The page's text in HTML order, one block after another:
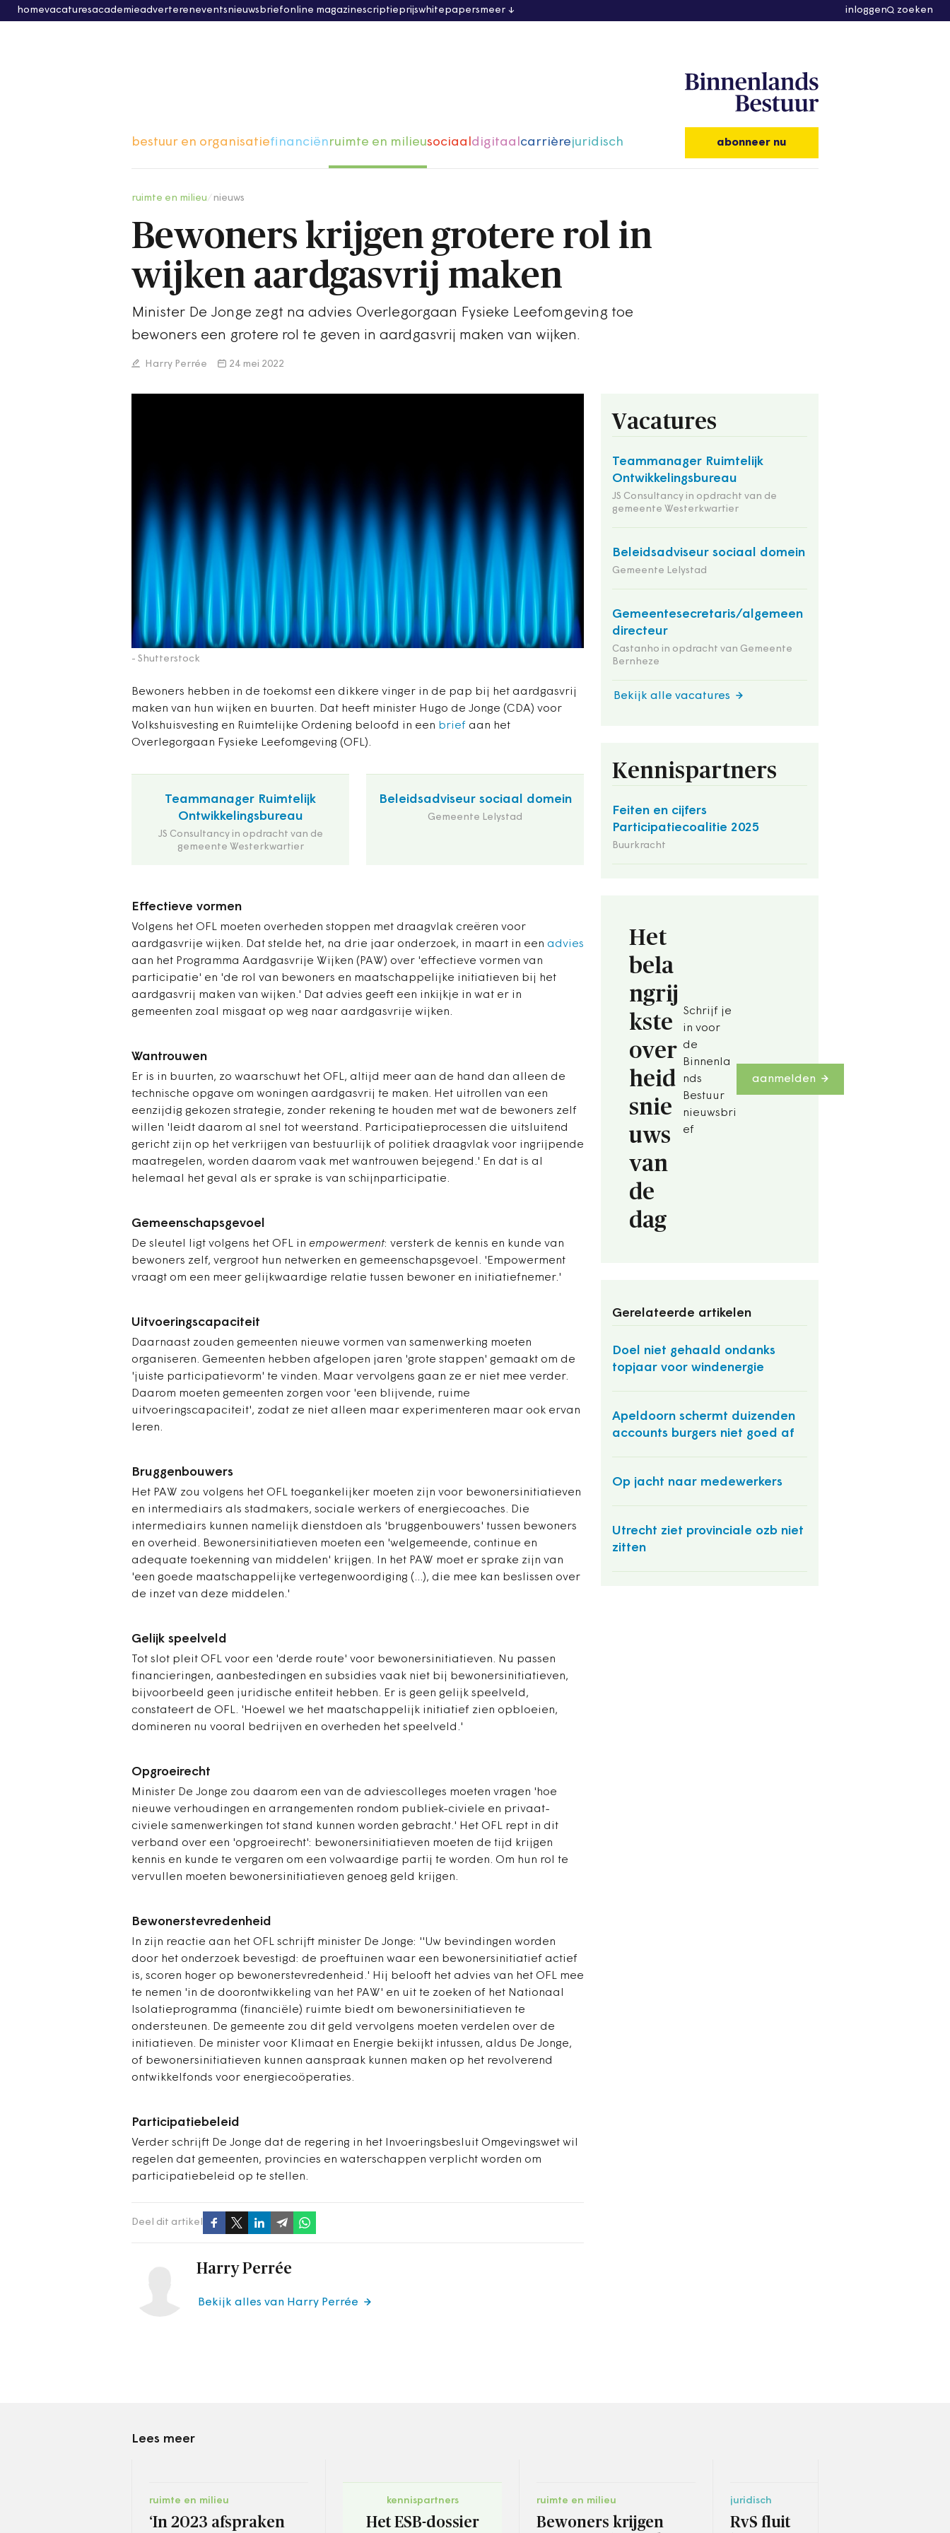
homevacaturesacademieadvertereneventsnieuwsbriefonline magazinescriptieprijswhitepapersmeer inloggen zoeken
bestuur en organisatiefinanciënruimte en milieusociaaldigitaalcarrièrejuridisch abonneer nu
ruimte en milieu nieuws
Bewoners krijgen grotere rol in
wijken aardgasvrij maken
Minister De Jonge zegt na advies Overlegorgaan Fysieke Leefomgeving toe
bewoners een grotere rol te geven in aardgasvrij maken van wijken.
Harry Perrée 24 mei 2022
- Shutterstock
Bewoners hebben in de toekomst een dikkere vinger in de pap bij het aardgasvrij
maken van hun wijken en buurten. Dat heeft minister Hugo de Jonge (CDA) voor
Volkshuisvesting en Ruimtelijke Ordening beloofd in een brief aan het
Overlegorgaan Fysieke Leefomgeving (OFL).
Teammanager Ruimtelijk
Ontwikkelingsbureau
JS Consultancy in opdracht van de
gemeente Westerkwartier
Beleidsadviseur sociaal domein
Gemeente Lelystad
Effectieve vormen
Volgens het OFL moeten overheden stoppen met draagvlak creëren voor
aardgasvrije wijken. Dat stelde het, na drie jaar onderzoek, in maart in een advies
aan het Programma Aardgasvrije Wijken (PAW) over 'effectieve vormen van
participatie' en 'de rol van bewoners en maatschappelijke initiatieven bij het
aardgasvrij maken van wijken.' Dat advies geeft een inkijkje in wat er in
gemeenten zoal misgaat op weg naar aardgasvrije wijken.
Vacatures
Teammanager Ruimtelijk
Ontwikkelingsbureau
JS Consultancy in opdracht van de
gemeente Westerkwartier
Beleidsadviseur sociaal domein
Gemeente Lelystad
Gemeentesecretaris/algemeen
directeur
Castanho in opdracht van Gemeente
Bernheze
Bekijk alle vacatures
Kennispartners
Feiten en cijfers
Participatiecoalitie 2025
Buurkracht
Het
bela
ngrij
kste
over
heid
snie
uws
van
de
dag
Schrijf je
in voor
de
Binnenla
nds
Bestuur
nieuwsbri
ef
aanmelden
Gerelateerde artikelen
Doel niet gehaald ondanks
topjaar voor windenergie
Apeldoorn schermt duizenden
accounts burgers niet goed af
Op jacht naar medewerkers
Utrecht ziet provinciale ozb niet
zitten
Wantrouwen
Er is in buurten, zo waarschuwt het OFL, altijd meer aan de hand dan alleen de
technische opgave om woningen aardgasvrij te maken. Het uitrollen van een
eenzijdig gekozen strategie, zonder rekening te houden met wat de bewoners zelf
willen 'leidt daarom al snel tot weerstand. Participatieprocessen die uitsluitend
gericht zijn op het verkrijgen van bestuurlijk of politiek draagvlak voor ingrijpende
maatregelen, worden daarom vaak met wantrouwen bejegend.' En dat is al
helemaal het geval als er sprake is van schijnparticipatie.
Gemeenschapsgevoel
De sleutel ligt volgens het OFL in empowerment: versterk de kennis en kunde van
bewoners zelf, vergroot hun netwerken en gemeenschapsgevoel. 'Empowerment
vraagt om een meer gelijkwaardige relatie tussen bewoner en initiatiefnemer.'
Uitvoeringscapaciteit
Daarnaast zouden gemeenten nieuwe vormen van samenwerking moeten
organiseren. Gemeenten hebben afgelopen jaren 'grote stappen' gemaakt om de
'juiste participatievorm' te vinden. Maar vervolgens gaan ze er niet mee verder.
Daarom moeten gemeenten zorgen voor 'een blijvende, ruime
uitvoeringscapaciteit', zodat ze niet alleen maar experimenteren maar ook ervan
leren.
Bruggenbouwers
Het PAW zou volgens het OFL toegankelijker moeten zijn voor bewonersinitiatieven
en intermediairs als stadmakers, sociale werkers of energiecoaches. Die
intermediairs kunnen namelijk dienstdoen als 'bruggenbouwers' tussen bewoners
en overheid. Bewonersinitiatieven moeten een 'welgemeende, continue en
adequate toekenning van middelen' krijgen. In het PAW moet er sprake zijn van
'een goede maatschappelijke vertegenwoordiging (...), die mee kan beslissen over
de inzet van deze middelen.'
Gelijk speelveld
Tot slot pleit OFL voor een 'derde route' voor bewonersinitiatieven. Nu passen
financieringen, aanbestedingen en subsidies vaak niet bij bewonersinitiatieven,
bijvoorbeeld geen juridische entiteit hebben. Er is geen gelijk speelveld,
constateert de OFL. 'Hoewel we het maatschappelijk initiatief zien opbloeien,
domineren nu vooral bedrijven en overheden het speelveld.'
Opgroeirecht
Minister De Jonge zou daarom een van de adviescolleges moeten vragen 'hoe
nieuwe verhoudingen en arrangementen rondom publiek-civiele en privaat-
civiele samenwerkingen tot stand kunnen worden gebracht.' Het OFL rept in dit
verband over een 'opgroeirecht': bewonersinitiatieven moeten de tijd krijgen
kennis en kunde te vergaren om een volwaardige partij te worden. Om hun rol te
vervullen moeten bewonersinitiatieven genoeg geld krijgen.
Bewonerstevredenheid
In zijn reactie aan het OFL schrijft minister De Jonge: ''Uw bevindingen worden
door het onderzoek bevestigd: de proeftuinen waar een bewonersinitiatief actief
is, scoren hoger op bewonerstevredenheid.' Hij belooft het advies van het OFL mee
te nemen 'in de doorontwikkeling van het PAW' en uit te zoeken of het Nationaal
Isolatieprogramma (financiële) ruimte biedt om bewonersinitiatieven te
ondersteunen. De gemeente zou dit geld vervolgens moeten verdelen over de
initiatieven. De minister voor Klimaat en Energie bekijkt intussen, aldus De Jonge,
of bewonersinitiatieven kunnen aanspraak kunnen maken op het revolverend
ontwikkelfonds voor energiecoöperaties.
Participatiebeleid
Verder schrijft De Jonge dat de regering in het Invoeringsbesluit Omgevingswet wil
regelen dat gemeenten, provincies en waterschappen verplicht worden om
participatiebeleid op te stellen.
Deel dit artikel
Harry Perrée
Bekijk alles van Harry Perrée
Lees meer
ruimte en milieu
‘In 2023 afspraken
kennispartners
Het ESB-dossier
ruimte en milieu
Bewoners krijgen
juridisch
RvS fluit